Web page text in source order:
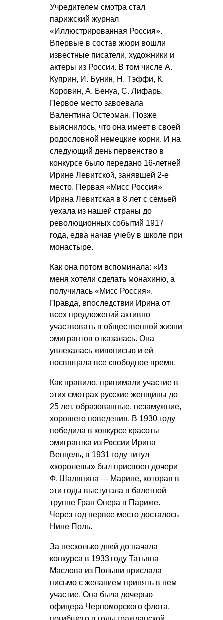
Учредителем смотра стал
парижский журнал
«Иллюстрированная Россия».
Впервые в состав жюри вошли
известные писатели, художники и
актеры из России. В том числе А.
Куприн, И. Бунин, Н. Тэффи, К.
Коровин, А. Бенуа, С. Лифарь.
Первое место завоевала
Валентина Остерман. Позже
выяснилось, что она имеет в своей
родословной немецкие корни. И на
следующий день первенство в
конкурсе было передано 16-летней
Ирине Левитской, занявшей 2-е
место. Первая «Мисс Россия»
Ирина Левитская в 8 лет с семьей
уехала из нашей страны до
революционных событий 1917
года, едва начав учебу в школе при
монастыре.
Как она потом вспоминала: «Из
меня хотели сделать монахиню, а
получилась «Мисс Россия».
Правда, впоследствии Ирина от
всех предложений активно
участвовать в общественной жизни
эмигрантов отказалась. Она
увлекалась живописью и ей
посвящала все свободное время.
Как правило, принимали участие в
этих смотрах русские женщины до
25 лет, образованные, незамужние,
хорошего поведения. В 1930 году
победила в конкурсе красоты
эмигрантка из России Ирина
Венцель, в 1931 году титул
«королевы» был присвоен дочери
Ф. Шаляпина — Марине, которая в
эти годы выступала в балетной
труппе Гран Опера в Париже.
Через год первое место досталось
Нине Поль.
За несколько дней до начала
конкурса в 1933 году Татьяна
Маслова из Польши прислала
письмо с желанием принять в нем
участие. Она была дочерью
офицера Черноморского флота,
погибшего в годы гражданской